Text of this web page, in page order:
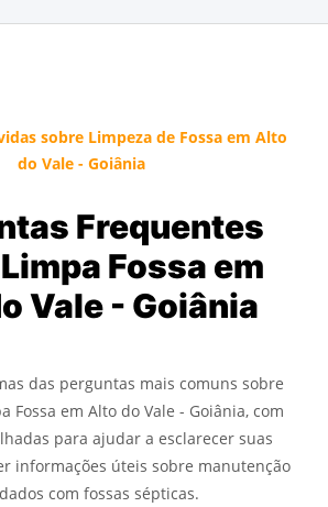
sobre Limpeza de Fossa em Alto
do Vale - Goiânia
Frequentes
Fossa em
Vale - Goiânia
das perguntas mais comuns sobre
Fossa em Alto do Vale - Goiânia, com
para ajudar a esclarecer suas
informações úteis sobre manutenção
com fossas sépticas.